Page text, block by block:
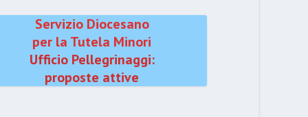
Servizio Diocesano
per la Tutela Minori
Ufficio Pellegrinaggi:
proposte attive